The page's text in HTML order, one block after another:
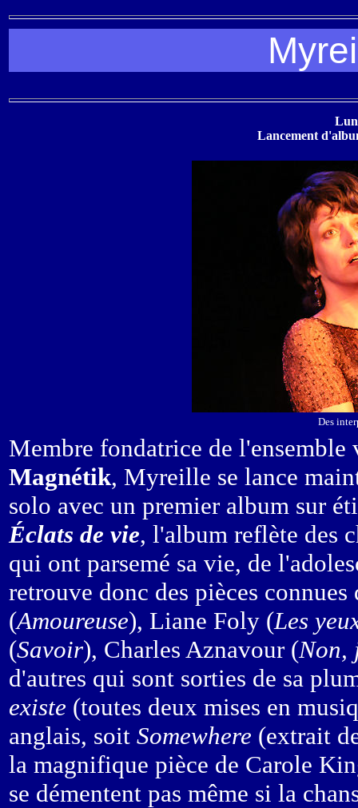
Lancement
Des
Membre fondatrice de
Magnétik, Myreille se lance
solo avec un premier album sur
Éclats de vie, l'album reflète des
qui ont parsemé sa vie, de
retrouve donc des pièces
(Amoureuse), Liane Foly (Les
(Savoir), Charles Aznavour (Non,
d'autres qui sont sorties de sa
existe (toutes deux mises en
anglais, soit Somewhere (extrait
la magnifique pièce de Carole
se démentent pas même si la